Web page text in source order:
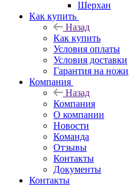
Шерхан
Как купить
Назад
Как купить
Условия оплаты
Условия доставки
Гарантия на ножи
Компания
Назад
Компания
О компании
Новости
Команда
Отзывы
Контакты
Документы
Контакты